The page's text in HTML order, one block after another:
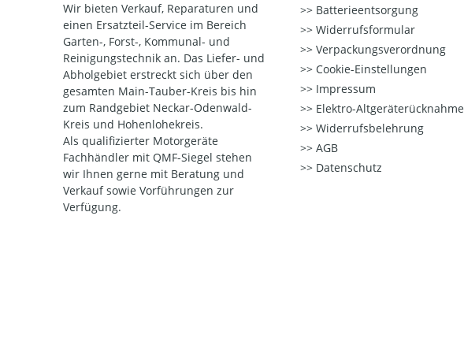
Wir bieten Verkauf, Reparaturen und
einen Ersatzteil-Service im Bereich
Garten-, Forst-, Kommunal- und
Reinigungstechnik an. Das Liefer- und
Abholgebiet erstreckt sich über den
gesamten Main-Tauber-Kreis bis hin
zum Randgebiet Neckar-Odenwald-
Kreis und Hohenlohekreis.
Als qualifizierter Motorgeräte
Fachhändler mit QMF-Siegel stehen
wir Ihnen gerne mit Beratung und
Verkauf sowie Vorführungen zur
Verfügung.
Batterieentsorgung
Widerrufsformular
Verpackungsverordnung
Cookie-Einstellungen
Impressum
Elektro-Altgeräterücknahme
Widerrufsbelehrung
AGB
Datenschutz